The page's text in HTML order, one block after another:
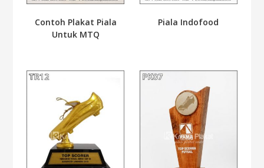
Contoh Plakat Piala
Untuk MTQ
Piala Indofood